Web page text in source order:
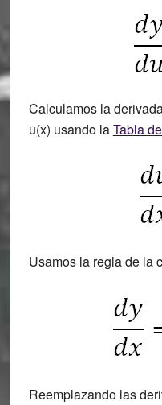
Calculamos la
u(x) usando laTabla
Usamos la regla de la
Reemplazando las